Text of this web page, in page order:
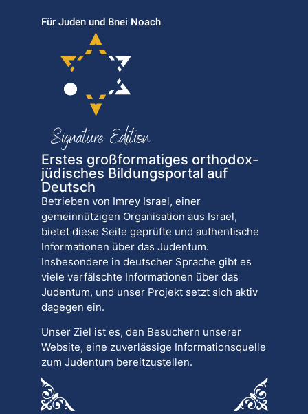
Für Juden und Bnei Noach
Erstes großformatiges orthodox-
jüdisches Bildungsportal auf
Deutsch
Betrieben von Imrey Israel, einer
gemeinnützigen Organisation aus Israel,
bietet diese Seite geprüfte und authentische
Informationen über das Judentum.
Insbesondere in deutscher Sprache gibt es
viele verfälschte Informationen über das
Judentum, und unser Projekt setzt sich aktiv
dagegen ein.
Unser Ziel ist es, den Besuchern unserer
Website, eine zuverlässige Informationsquelle
zum Judentum bereitzustellen.